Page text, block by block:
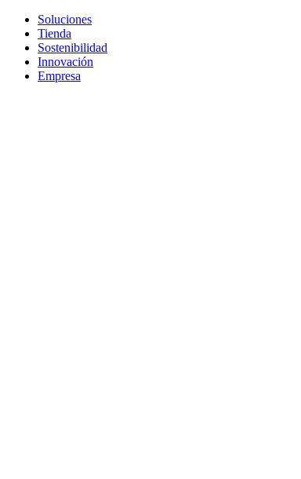
Soluciones
Tienda
Sostenibilidad
Innovación
Empresa